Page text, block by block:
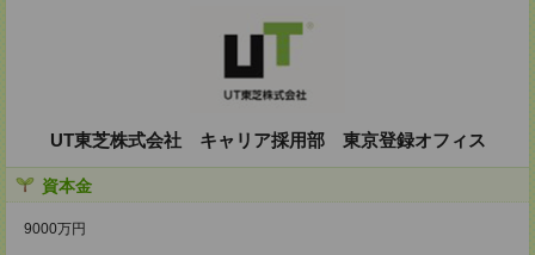
UT東芝株式会社 キャリア採用部 東京登録オフィス
資本金
9000万円